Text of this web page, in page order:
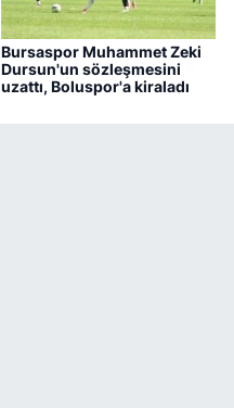
Bursaspor Muhammet Zeki
Dursun'un sözleşmesini
uzattı, Boluspor'a kiraladı